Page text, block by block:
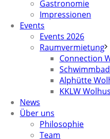
Gastronomie
Impressionen
Events
Events 2026
Raumvermietung
Connection
Alphütte
KKLW
News
Über uns
Philosophie
Team